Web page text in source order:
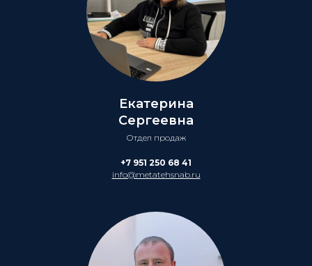
Екатерина
Сергеевна
Отдел продаж
+7 951 250 68 41
info@metatehsnab.ru